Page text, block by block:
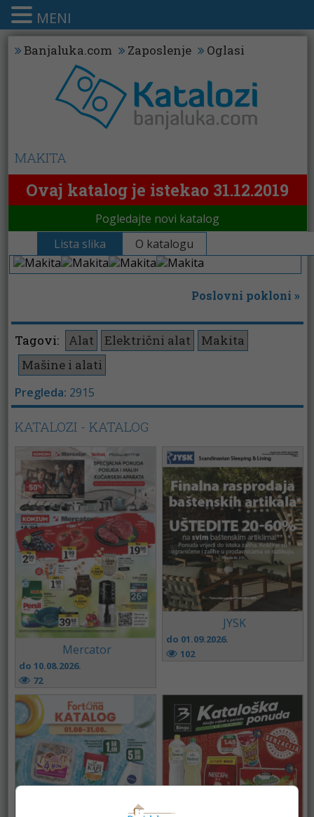
Banjaluka.com Zaposlenje Oglasi
MAKITA
Ovaj katalog je istekao 31.12.2019
Pogledajte novi katalog
Lista slika
O katalogu
Poslovni pokloni »
Tagovi: Alat Električni alat
Makita
Mašine i alati
Pregleda: 2915
KATALOZI - KATALOG
Mercator
do 10.08.2026.
72
JYSK
do 01.09.2026.
102
MENI